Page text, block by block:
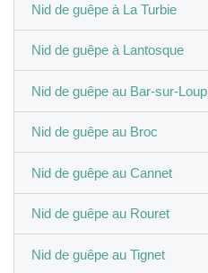
Nid de guêpe à La Turbie
Nid de guêpe à Lantosque
Nid de guêpe au Bar-sur-Loup
Nid de guêpe au Broc
Nid de guêpe au Cannet
Nid de guêpe au Rouret
Nid de guêpe au Tignet